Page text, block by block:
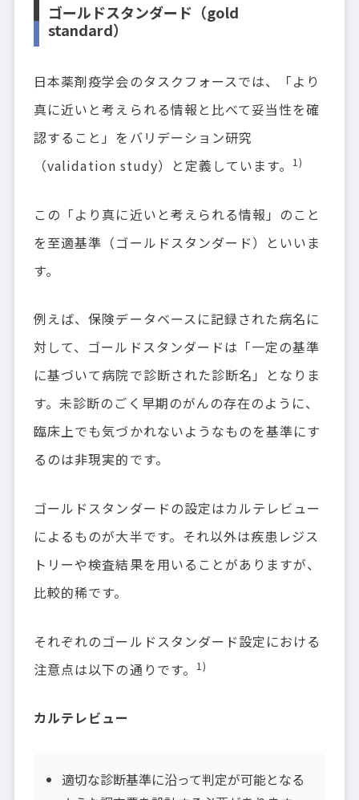
ゴールドスタンダード（gold
standard）
日本薬剤疫学会のタスクフォースでは、「より
真に近いと考えられる情報と比べて妥当性を確
認すること」をバリデーション研究
（validation study）と定義しています。
1)
この「より真に近いと考えられる情報」のこと
を至適基準（ゴールドスタンダード）といいま
す。
例えば、保険データベースに記録された病名に
対して、ゴールドスタンダードは「一定の基準
に基づいて病院で診断された診断名」となりま
す。未診断のごく早期のがんの存在のように、
臨床上でも気づかれないようなものを基準にす
るのは非現実的です。
ゴールドスタンダードの設定はカルテレビュー
によるものが大半です。それ以外は疾患レジス
トリーや検査結果を用いることがありますが、
比較的稀です。
それぞれのゴールドスタンダード設定における
注意点は以下の通りです。
1)
カルテレビュー
適切な診断基準に沿って判定が可能となる